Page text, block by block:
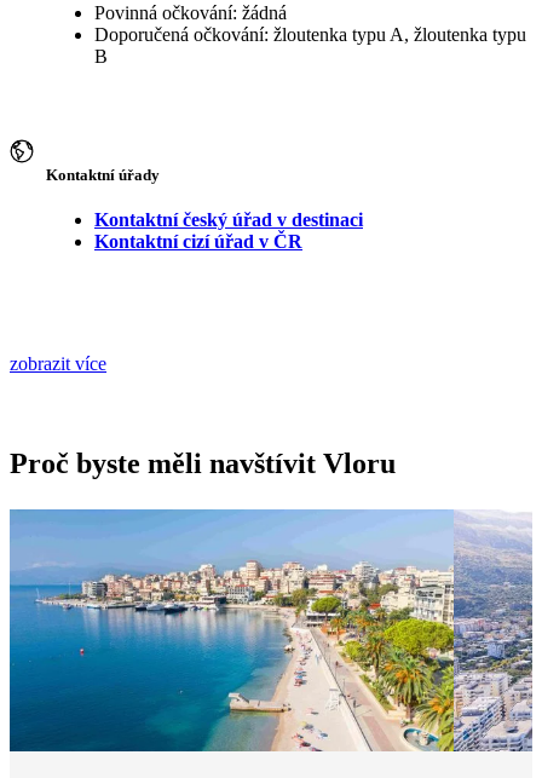
Povinná očkování: žádná
Doporučená očkování: žloutenka typu A, žloutenka typu
B
Kontaktní úřady
Kontaktní český úřad v destinaci
Kontaktní cizí úřad v ČR
zobrazit více
Proč byste měli navštívit Vloru